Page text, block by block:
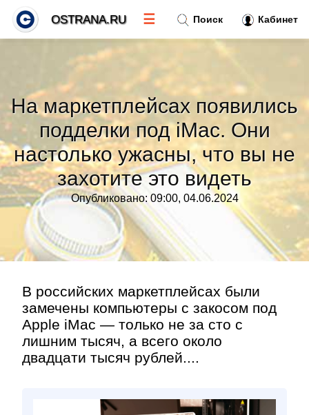
На маркетплейсах появились
подделки под iMac. Они
настолько ужасны, что вы не
захотите это видеть
Опубликовано: 09:00, 04.06.2024
В российских маркетплейсах были
замечены компьютеры с закосом под
Apple iMac — только не за сто с
лишним тысяч, а всего около
двадцати тысяч рублей....
Поиск Кабинет
OSTRANA.RU ☰
Тренды новостей »
Рубрики»
Правила»
Контакт»